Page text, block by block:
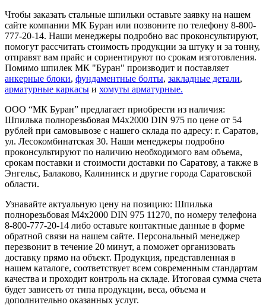
Чтобы заказать стальные шпильки оставьте заявку на нашем
сайте компании МК Буран или позвоните по телефону 8-800-
777-20-14. Наши менеджеры подробно вас проконсультируют,
помогут рассчитать стоимость продукции за штуку и за тонну,
отправят вам прайс и сориентируют по срокам изготовления.
Помимо шпилек МК "Буран" производит и поставляет
анкерные блоки, фундаментные болты, закладные детали,
арматурные каркасы и хомуты арматурные.
ООО “МК Буран” предлагает приобрести из наличия:
Шпилька полнорезьбовая М4x2000 DIN 975 по цене от 54
рублей при самовывозе с нашего склада по адресу: г. Саратов,
ул. Лесокомбинатская 30. Наши менеджеры подробно
проконсультируют по наличию необходимого вам объема,
срокам поставки и стоимости доставки по Саратову, а также в
Энгельс, Балаково, Калининск и другие города Саратовской
области.
Узнавайте актуальную цену на позицию: Шпилька
полнорезьбовая М4x2000 DIN 975 11270, по номеру телефона
8-800-777-20-14 либо оставьте контактные данные в форме
обратной связи на нашем сайте. Персональный менеджер
перезвонит в течение 20 минут, а поможет организовать
доставку прямо на объект. Продукция, представленная в
нашем каталоге, соответствует всем современным стандартам
качества и проходит контроль на складе. Итоговая сумма счета
будет зависеть от типа продукции, веса, объема и
дополнительно оказанных услуг.